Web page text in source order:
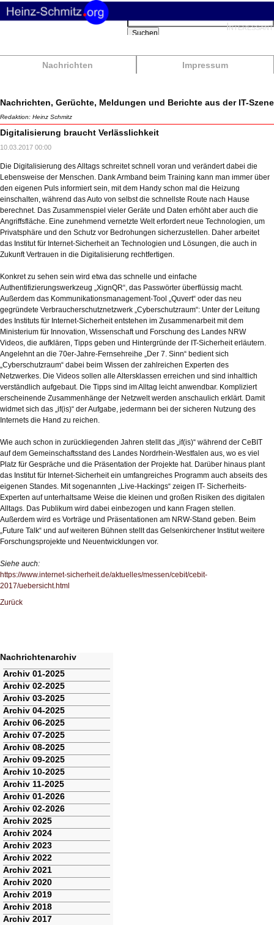
Nachrichten Impressum
Suchbegriffe
Suchen
Nachrichten, Gerüchte, Meldungen und Berichte aus der IT-Szene
Redaktion: Heinz Schmitz
Digitalisierung braucht Verlässlichkeit
10.03.2017 00:00
Die Digitalisierung des Alltags schreitet schnell voran und verändert dabei die
Lebensweise der Menschen. Dank Armband beim Training kann man immer über
den eigenen Puls informiert sein, mit dem Handy schon mal die Heizung
einschalten, während das Auto von selbst die schnellste Route nach Hause
berechnet. Das Zusammenspiel vieler Geräte und Daten erhöht aber auch die
Angriffsfläche. Eine zunehmend vernetzte Welt erfordert neue Technologien, um
Privatsphäre und den Schutz vor Bedrohungen sicherzustellen. Daher arbeitet
das Institut für Internet-Sicherheit an Technologien und Lösungen, die auch in
Zukunft Vertrauen in die Digitalisierung rechtfertigen.
Konkret zu sehen sein wird etwa das schnelle und einfache
Authentifizierungswerkzeug „XignQR“, das Passwörter überflüssig macht.
Außerdem das Kommunikationsmanagement-Tool „Quvert“ oder das neu
gegründete Verbraucherschutznetzwerk „Cyberschutzraum“: Unter der Leitung
des Instituts für Internet-Sicherheit entstehen im Zusammenarbeit mit dem
Ministerium für Innovation, Wissenschaft und Forschung des Landes NRW
Videos, die aufklären, Tipps geben und Hintergründe der IT-Sicherheit erläutern.
Angelehnt an die 70er-Jahre-Fernsehreihe „Der 7. Sinn“ bedient sich
„Cyberschutzraum“ dabei beim Wissen der zahlreichen Experten des
Netzwerkes. Die Videos sollen alle Altersklassen erreichen und sind inhaltlich
verständlich aufgebaut. Die Tipps sind im Alltag leicht anwendbar. Kompliziert
erscheinende Zusammenhänge der Netzwelt werden anschaulich erklärt. Damit
widmet sich das „if(is)“ der Aufgabe, jedermann bei der sicheren Nutzung des
Internets die Hand zu reichen.
Wie auch schon in zurückliegenden Jahren stellt das „if(is)“ während der CeBIT
auf dem Gemeinschaftsstand des Landes Nordrhein-Westfalen aus, wo es viel
Platz für Gespräche und die Präsentation der Projekte hat. Darüber hinaus plant
das Institut für Internet-Sicherheit ein umfangreiches Programm auch abseits des
eigenen Standes. Mit sogenannten „Live-Hackings“ zeigen IT- Sicherheits-
Experten auf unterhaltsame Weise die kleinen und großen Risiken des digitalen
Alltags. Das Publikum wird dabei einbezogen und kann Fragen stellen.
Außerdem wird es Vorträge und Präsentationen am NRW-Stand geben. Beim
„Future Talk“ und auf weiteren Bühnen stellt das Gelsenkirchener Institut weitere
Forschungsprojekte und Neuentwicklungen vor.
Siehe auch:
https://www.internet-sicherheit.de/aktuelles/messen/cebit/cebit-
2017/uebersicht.html
Zurück
Nachrichtenarchiv
Navigation
überspringen
Archiv 01-2025
Archiv 02-2025
Archiv 03-2025
Archiv 04-2025
Archiv 06-2025
Archiv 07-2025
Archiv 08-2025
Archiv 09-2025
Archiv 10-2025
Archiv 11-2025
Archiv 01-2026
Archiv 02-2026
Archiv 2025
Archiv 2024
Archiv 2023
Archiv 2022
Archiv 2021
Archiv 2020
Archiv 2019
Archiv 2018
Archiv 2017